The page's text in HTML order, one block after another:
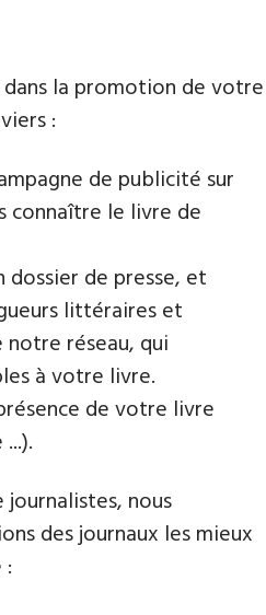
dans la promotion de votre
:
de publicité sur
connaître le livre de
dossier de presse, et
littéraires et
notre réseau, qui
à votre livre.
de votre livre
nous
des journaux les mieux